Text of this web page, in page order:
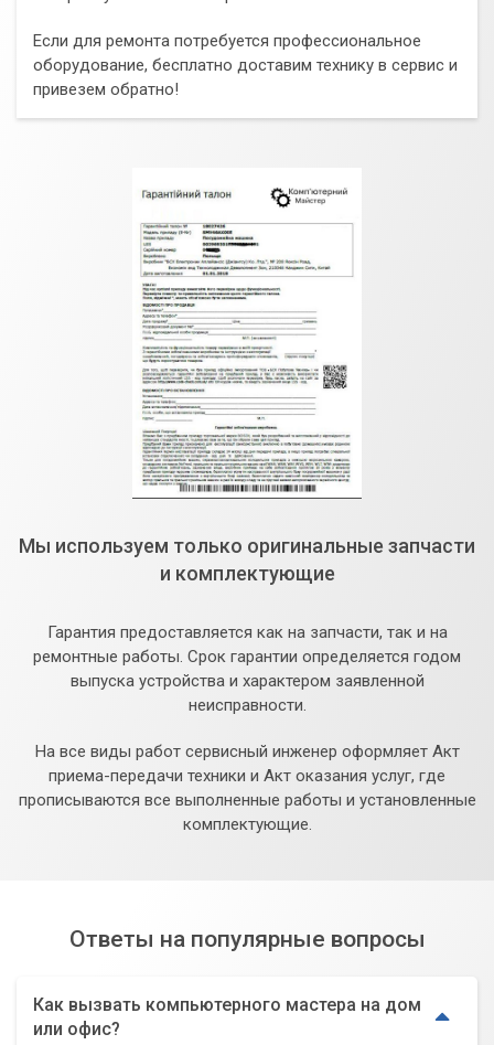
Если для ремонта потребуется профессиональное
оборудование, бесплатно доставим технику в сервис и
привезем обратно!
Мы используем только оригинальные запчасти
и комплектующие
Гарантия предоставляется как на запчасти, так и на
ремонтные работы. Срок гарантии определяется годом
выпуска устройства и характером заявленной
неисправности.
На все виды работ сервисный инженер оформляет Акт
приема-передачи техники и Акт оказания услуг, где
прописываются все выполненные работы и установленные
комплектующие.
Ответы на популярные вопросы
Как вызвать компьютерного мастера на дом
или офис?